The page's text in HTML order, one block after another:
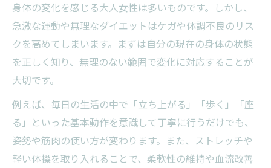
身体の変化を感じる大人女性は多いものです。しかし、
急激な運動や無理なダイエットはケガや体調不良のリス
クを高めてしまいます。まずは自分の現在の身体の状態
を正しく知り、無理のない範囲で変化に対応することが
大切です。
例えば、毎日の生活の中で「立ち上がる」「歩く」「座
る」といった基本動作を意識して丁寧に行うだけでも、
姿勢や筋肉の使い方が変わります。また、ストレッチや
軽い体操を取り入れることで、柔軟性の維持や血流改善